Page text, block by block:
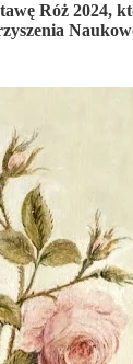
Róż 2024,